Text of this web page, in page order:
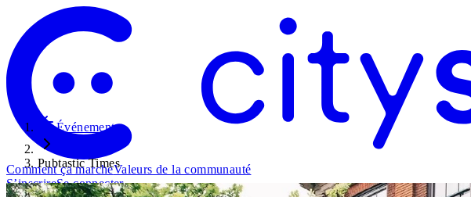
Comment ça marcheValeurs de la communauté
S’inscrireSe connecter
Événements
Pubtastic Times
Social